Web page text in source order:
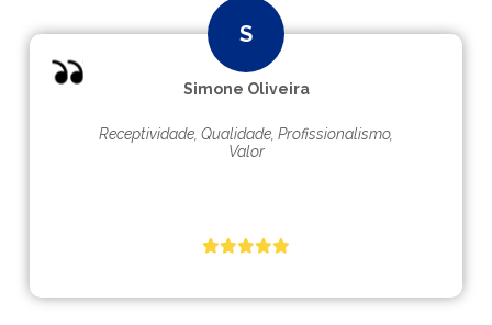
Simone Oliveira
Receptividade, Qualidade, Profissionalismo,
Valor